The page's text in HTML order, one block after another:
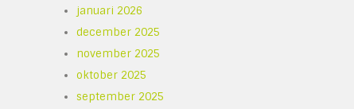
januari 2026
december 2025
november 2025
oktober 2025
september 2025